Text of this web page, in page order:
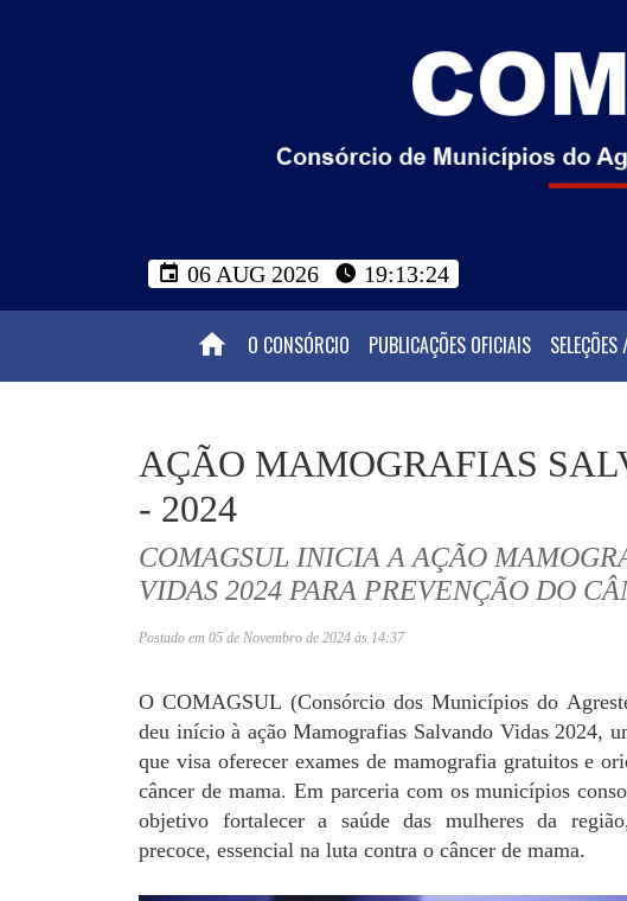
06 AUG 2026 19:13:26
O CONSÓRCIO PUBLICAÇÕES OFICIAIS
AÇÃO MAMOGRAFIAS
- 2024
COMAGSUL INICIA A AÇÃO
VIDAS 2024 PARA PREVENÇÃO DO
Postado em 05 de Novembro de 2024 ás 14:37
O COMAGSUL (Consórcio dos Municípios do
deu início à ação Mamografias Salvando Vidas 2024,
que visa oferecer exames de mamografia gratuitos e
câncer de mama. Em parceria com os municípios
objetivo fortalecer a saúde das mulheres da
precoce, essencial na luta contra o câncer de mama.